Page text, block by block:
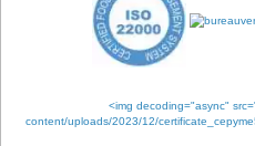
Feed de entradas
WordPress.org